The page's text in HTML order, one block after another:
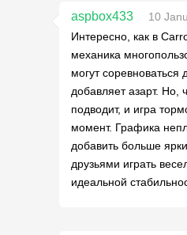
aspbox433
10
Интересно, как в
механика
могут соревноваться
добавляет азарт. Но,
подводит, и игра
момент. Графика
добавить больше
друзьями играть
идеальной